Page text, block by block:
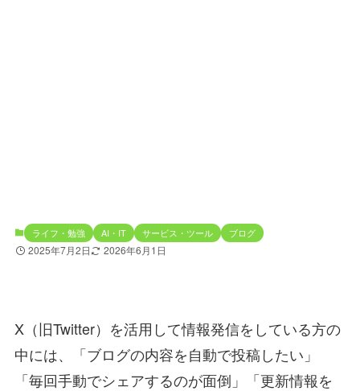
ライフ・勉強 AI・IT サービス・ツール ブログ
2025年7月2日 2026年6月1日
X（旧Twitter）を活用して情報発信をしている方の
中には、「ブログの内容を自動で投稿したい」
「毎回手動でシェアするのが面倒」「更新情報を